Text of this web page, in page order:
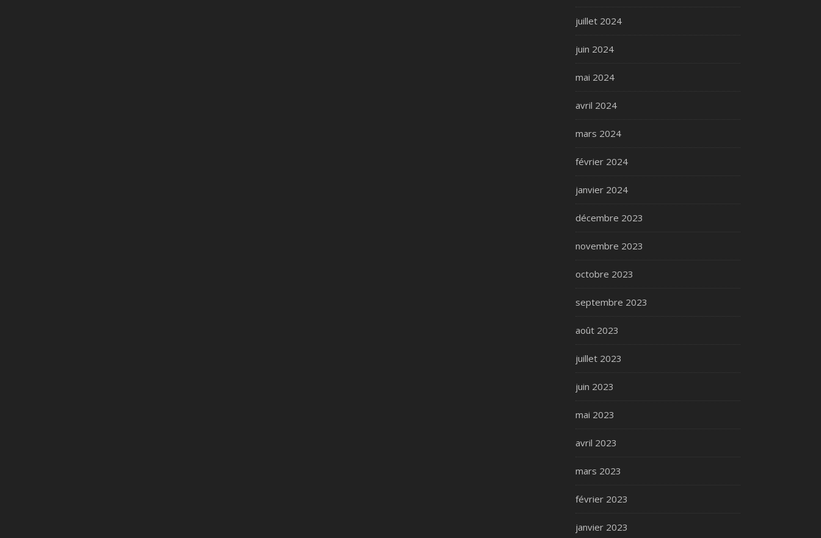
juillet 2024
juin 2024
mai 2024
avril 2024
mars 2024
février 2024
janvier 2024
décembre 2023
novembre 2023
octobre 2023
septembre 2023
août 2023
juillet 2023
juin 2023
mai 2023
avril 2023
mars 2023
février 2023
janvier 2023